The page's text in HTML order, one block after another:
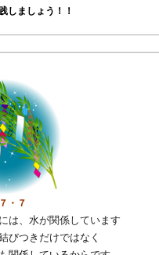
しましょう！！
・７
は、水が関係しています
びつきだけではなく